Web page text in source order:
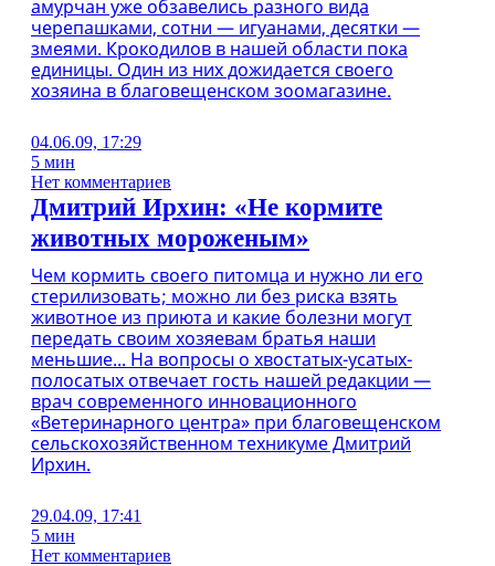
амурчан уже обзавелись разного вида
черепашками, сотни — игуанами, десятки —
змеями. Крокодилов в нашей области пока
единицы. Один из них дожидается своего
хозяина в благовещенском зоомагазине.
04.06.09, 17:29
5 мин
Нет комментариев
Дмитрий Ирхин: «Не кормите
животных мороженым»
Чем кормить своего питомца и нужно ли его
стерилизовать; можно ли без риска взять
животное из приюта и какие болезни могут
передать своим хозяевам братья наши
меньшие... На вопросы о хвостатых-усатых-
полосатых отвечает гость нашей редакции —
врач современного инновационного
«Ветеринарного центра» при благовещенском
сельскохозяйственном техникуме Дмитрий
Ирхин.
29.04.09, 17:41
5 мин
Нет комментариев